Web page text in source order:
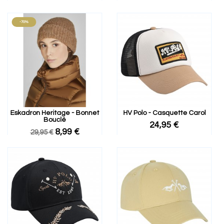
Eskadron Heritage - Bonnet
Bouclé
29,95 € 8,99 €
-70%
HV Polo - Casquette Carol
24,95 €